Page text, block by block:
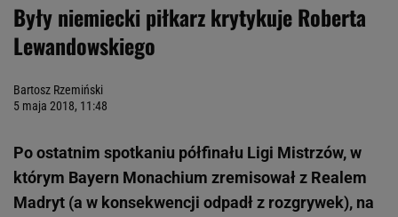
Były niemiecki piłkarz krytykuje Roberta
Lewandowskiego
Bartosz Rzemiński
5 maja 2018, 11:48
Po ostatnim spotkaniu półfinału Ligi Mistrzów, w
którym Bayern Monachium zremisował z Realem
Madryt (a w konsekwencji odpadł z rozgrywek), na